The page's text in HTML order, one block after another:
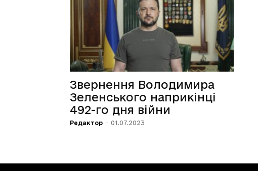
Звернення Володимира
Зеленського наприкінці
492-го дня війни
Редактор - 01.07.2023